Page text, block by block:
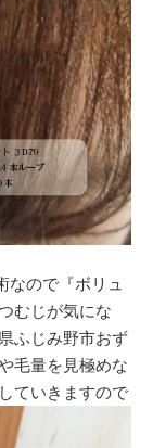
なので『ボリュ
むじが気にな
ふじみ野市おず
毛量を見極めな
ていきますので